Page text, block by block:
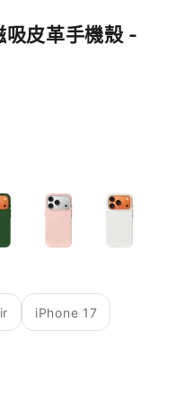
皮革手機殼 -
迷霧粉 霜月白
iPhone 17